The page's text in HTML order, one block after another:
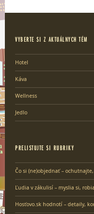
VYBERTE SI Z AKTUÁLNYCH TÉM
Hotel
Káva
Wellness
Jedlo
PRELISTUJTE SI RUBRIKY
Čo si (ne)objednať –
Ľudia v zákulisí – myslia si,
Hosťovo.sk hodnotí – detaily,